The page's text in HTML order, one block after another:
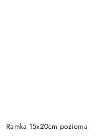
Ramka 15x20cm pozioma